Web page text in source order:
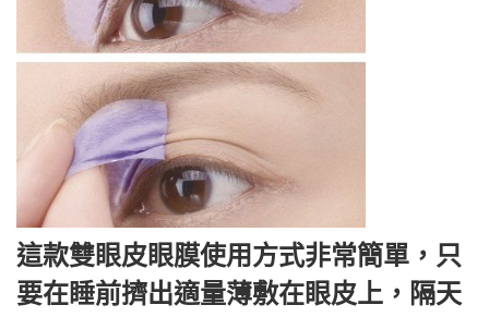
這款雙眼皮眼膜使用方式非常簡單，只
要在睡前擠出適量薄敷在眼皮上，隔天